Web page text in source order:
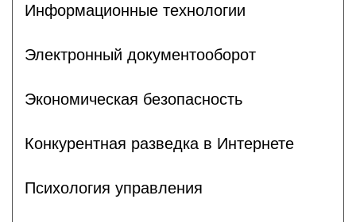
Информационные технологии
Электронный документооборот
Экономическая безопасность
Конкурентная разведка в Интернете
Психология управления